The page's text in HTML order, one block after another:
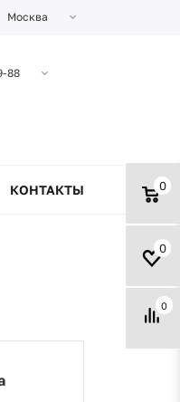
Москва
88
0
0
0
КОНТАКТЫ